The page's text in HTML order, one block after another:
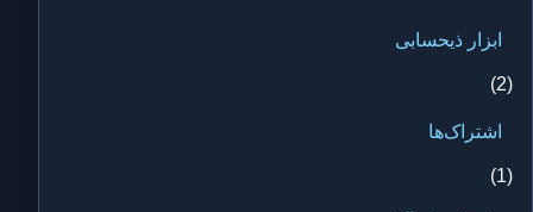
ابزار ذیحسابی
(2)
اشتراک‌ها
(1)